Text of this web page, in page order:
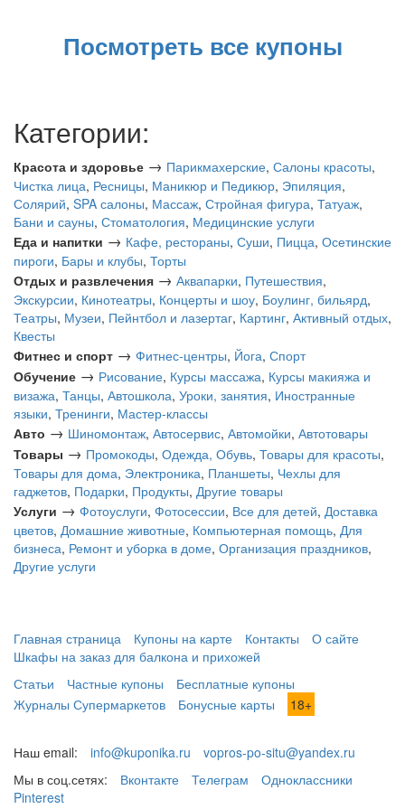
Посмотреть все купоны
Категории:
Красота и здоровье → Парикмахерские, Салоны красоты,
Чистка лица, Ресницы, Маникюр и Педикюр, Эпиляция,
Солярий, SPA салоны, Массаж, Стройная фигура, Татуаж,
Бани и сауны, Стоматология, Медицинские услуги
Еда и напитки → Кафе, рестораны, Суши, Пицца, Осетинские
пироги, Бары и клубы, Торты
Отдых и развлечения → Аквапарки, Путешествия,
Экскурсии, Кинотеатры, Концерты и шоу, Боулинг, бильярд,
Театры, Музеи, Пейнтбол и лазертаг, Картинг, Активный отдых,
Квесты
Фитнес и спорт → Фитнес-центры, Йога, Спорт
Обучение → Рисование, Курсы массажа, Курсы макияжа и
визажа, Танцы, Автошкола, Уроки, занятия, Иностранные
языки, Тренинги, Мастер-классы
Авто → Шиномонтаж, Автосервис, Автомойки, Автотовары
Товары → Промокоды, Одежда, Обувь, Товары для красоты,
Товары для дома, Электроника, Планшеты, Чехлы для
гаджетов, Подарки, Продукты, Другие товары
Услуги → Фотоуслуги, Фотосессии, Все для детей, Доставка
цветов, Домашние животные, Компьютерная помощь, Для
бизнеса, Ремонт и уборка в доме, Организация праздников,
Другие услуги
Главная страница Купоны на карте Контакты
О сайте
Шкафы на заказ для балкона и прихожей
Статьи
Частные купоны
Бесплатные купоны
Журналы Супермаркетов
Бонусные карты 18+
Наш email: info@kuponika.ru
vopros-po-situ@yandex.ru
Мы в соц.сетях:
Вконтакте Телеграм
Одноклассники
Pinterest